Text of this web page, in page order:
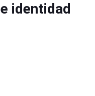
identidad